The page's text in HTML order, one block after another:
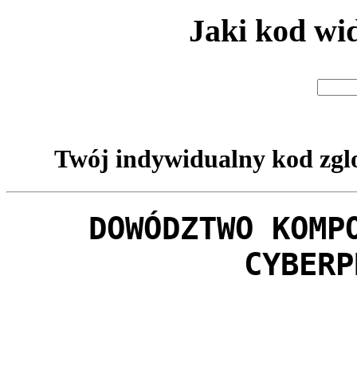
Jaki kod
Twój indywidualny kod
DOWÓDZTWO